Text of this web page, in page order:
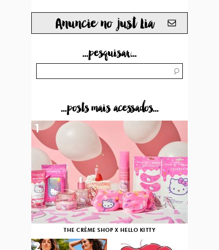
Anuncie no just Lia
...pesquisar...
...posts mais acessados...
THE CRÈME SHOP X HELLO KITTY
1
2 3